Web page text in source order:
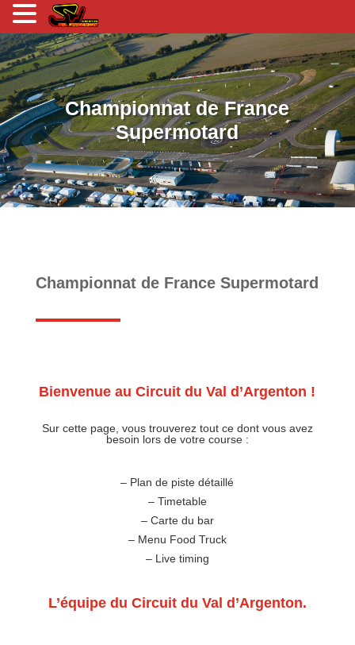
Championnat de France
Supermotard
Championnat de France Supermotard
Bienvenue au Circuit du Val d’Argenton !
Sur cette page, vous trouverez tout ce dont vous avez
besoin lors de votre course :
– Plan de piste détaillé
– Timetable
– Carte du bar
– Menu Food Truck
– Live timing
L’équipe du Circuit du Val d’Argenton.